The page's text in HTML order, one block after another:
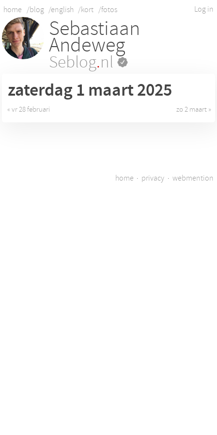
Log in
home /blog /english /kort /fotos
Sebastiaan
Andeweg
Seblog.nl
zaterdag 1 maart 2025
« vr 28 februari zo 2 maart »
home · privacy · webmention